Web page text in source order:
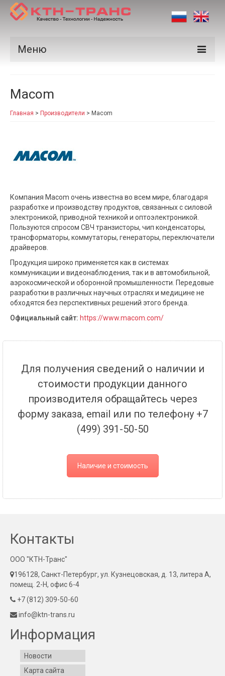
Меню
Производители
Рынки
Новости
Macom
Главная > Производители > Macom
Компания Macom очень известна во всем мире, благодаря
разработке и производству продуктов, связанных с силовой
электроникой, приводной техникой и оптоэлектроникой.
Пользуются спросом СВЧ транзисторы, чип конденсаторы,
трансформаторы, коммутаторы, генераторы, переключатели
драйверов.
Продукция широко применяется как в системах
коммуникации и видеонаблюдения, так и в автомобильной,
аэрокосмической и оборонной промышленности. Передовые
разработки в различных научных отраслях и медицине не
обходятся без перспективных решений этого бренда.
Официальный сайт: https://www.macom.com/
Для получения сведений о наличии и
стоимости продукции данного
производителя обращайтесь через
форму заказа, email или по телефону +7
(499) 391-50-50
Наличие и стоимость
Контакты
ООО "КТН-Транс"
196128, Санкт-Петербург, ул. Кузнецовская, д. 13, литера А,
помещ. 2-Н, офис 6-4
+7 (812) 309-50-60
info@ktn-trans.ru
Информация
Новости
Карта сайта